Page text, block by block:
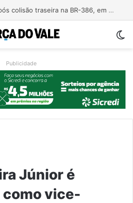
Árvore derrubada por temporal mata motociclista na ERS-124 em Montenegro
Publicidade
Júnior é
vice-